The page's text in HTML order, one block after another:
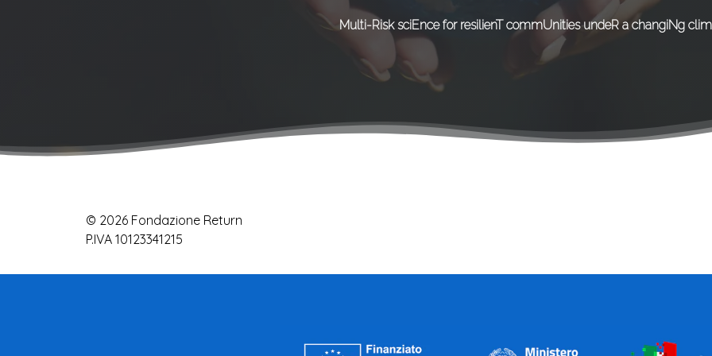
Multi-Risk sciEnce for resilienT commUnities undeR a changiNg
© 2026 Fondazione Return
P.IVA 10123341215